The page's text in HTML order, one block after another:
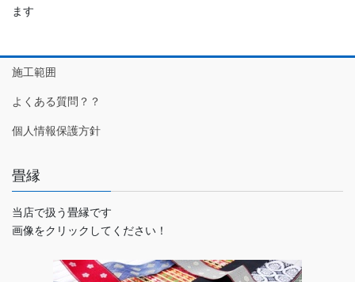
ます
施工範囲
よくある質問？？
個人情報保護方針
畳縁
当店で扱う畳縁です
画像をクリックしてください！